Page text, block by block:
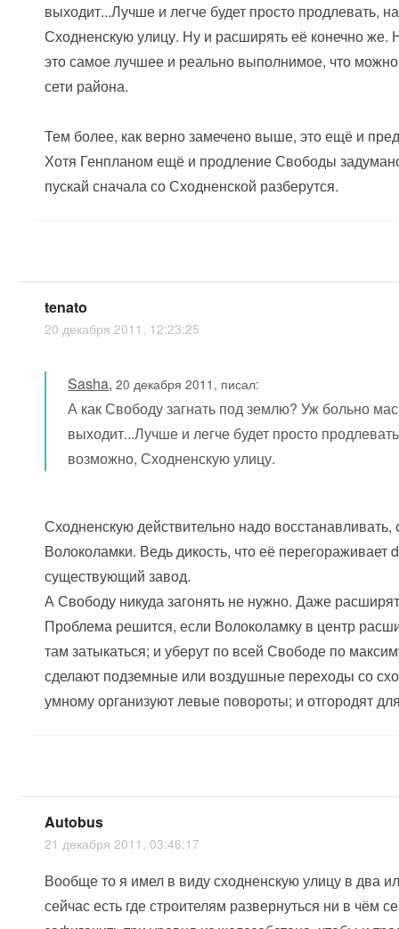
выходит...Лучше и легче будет просто продлевать,
Сходненскую улицу. Ну и расширять её конечно
это самое лучшее и реально выполнимое, что
сети района.
Тем более, как верно замечено выше, это ещё и
Хотя Генпланом ещё и продление Свободы
пускай сначала со Сходненской разберутся.
tenato
20 декабря 2011, 12:23:25
Sasha,20 декабря 2011, писал:
А как Свободу загнать под землю? Уж больно
выходит...Лучше и легче будет просто
возможно, Сходненскую улицу.
Сходненскую действительно надо
Волоколамки. Ведь дикость, что её перегораживает
существующий завод.
А Свободу никуда загонять не нужно. Даже
Проблема решится, если Волоколамку в центр
там затыкаться; и уберут по всей Свободе по
сделают подземные или воздушные переходы со
умному организуют левые повороты; и отгородят
Autobus
21 декабря 2011, 03:46:17
Вообще то я имел в виду сходненскую улицу в два
сейчас есть где строителям развернуться ни в чём